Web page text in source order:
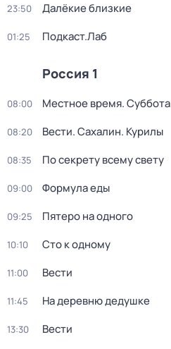
23:50 Далёкие близкие
01:25 Подкаст.Лаб
Россия 1
08:00 Местное время. Суббота
08:20 Вести. Сахалин. Курилы
08:35 По секрету всему свету
09:00 Формула еды
09:25 Пятеро на одного
10:10 Сто к одному
11:00 Вести
11:45 На деревню дедушке
13:30 Вести